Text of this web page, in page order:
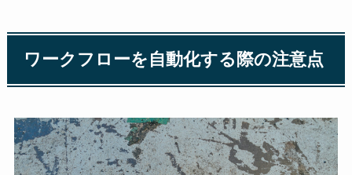
ワークフローを自動化する際の注意点